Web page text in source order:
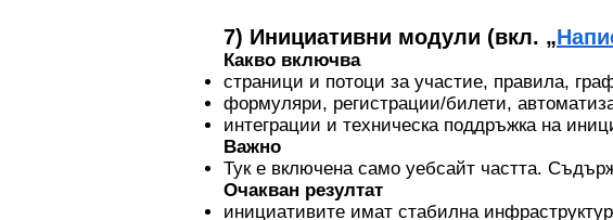
7) Инициативни модули (вкл. „
Какво включва
страници и потоци за участие, правила,
формуляри, регистрации/билети,
интеграции и техническа поддръжка на
Важно
Тук е включена само уебсайт частта.
Очакван резултат
инициативите имат стабилна